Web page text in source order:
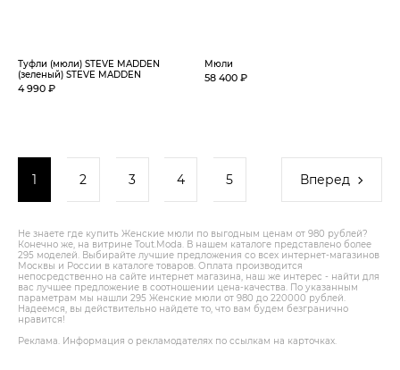
Туфли (мюли) STEVE MADDEN
(зеленый) STEVE MADDEN
4 990 ₽
Мюли
58 400 ₽
1 2 3 4 5 Вперед
Не знаете где купить Женские мюли по выгодным ценам от 980 рублей?
Конечно же, на витрине Tout.Modа. В нашем каталоге представлено более
295 моделей. Выбирайте лучшие предложения со всех интернет-магазинов
Москвы и России в каталоге товаров. Оплата производится
непосредственно на сайте интернет магазина, наш же интерес - найти для
вас лучшее предложение в соотношении цена-качества. По указанным
параметрам мы нашли 295 Женские мюли от 980 до 220000 рублей.
Надеемся, вы действительно найдете то, что вам будем безгранично
нравится!
Реклама. Информация о рекламодателях по ссылкам на карточках.